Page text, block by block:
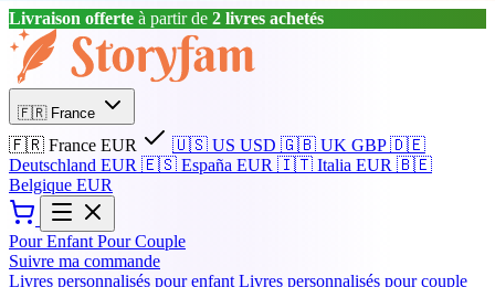
Livraison offerte à partir de 2 livres achetés
🇫🇷 France
🇫🇷 France EUR 🇺🇸 US USD 🇬🇧 UK GBP 🇩🇪
Deutschland EUR 🇪🇸 España EUR 🇮🇹 Italia EUR 🇧🇪
Belgique EUR
Pour Enfant Pour Couple
Suivre ma commande
Livres personnalisés pour enfant Livres personnalisés pour couple